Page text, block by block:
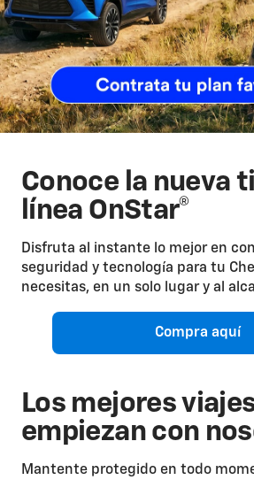
Conoce la nueva
línea OnStar®
Disfruta al instante lo mejor en
seguridad y tecnología para tu
necesitas, en un solo lugar y al
Compra aquí
Los mejores
empiezan con
Mantente protegido en todo